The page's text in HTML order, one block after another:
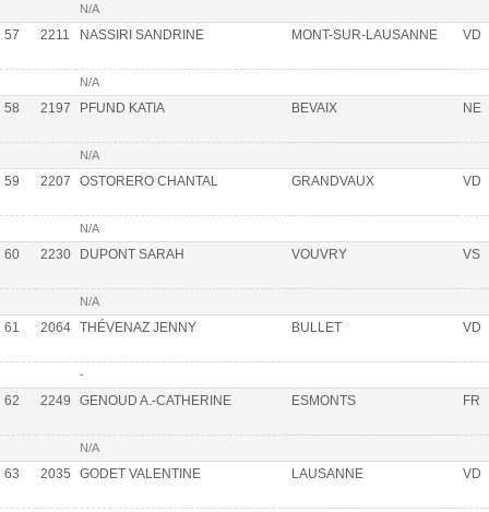
N/A
57 2211 NASSIRI SANDRINE MONT-SUR-LAUSANNE VD
N/A
58 2197 PFUND KATIA BEVAIX NE
N/A
59 2207 OSTORERO CHANTAL GRANDVAUX VD
N/A
60 2230 DUPONT SARAH VOUVRY VS
N/A
61 2064 THÉVENAZ JENNY BULLET VD
-
62 2249 GENOUD A.-CATHERINE ESMONTS FR
N/A
63 2035 GODET VALENTINE LAUSANNE VD